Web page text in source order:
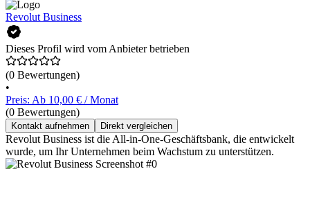
Revolut Business
Dieses Profil wird vom Anbieter betrieben
(0 Bewertungen)
•
Preis: Ab 10,00 € / Monat
(0 Bewertungen)
Kontakt aufnehmen Direkt vergleichen
Revolut Business ist die All-in-One-Geschäftsbank, die entwickelt
wurde, um Ihr Unternehmen beim Wachstum zu unterstützen.